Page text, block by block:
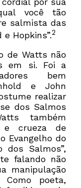
você tão
salmista das
Hopkins”.2
de Watts não
em si. Foi a
bem
e John
realizar
dos Salmos
também
e crueza de
Evangelho do
dos Salmos”,
falando não
manipulação
Como poeta,